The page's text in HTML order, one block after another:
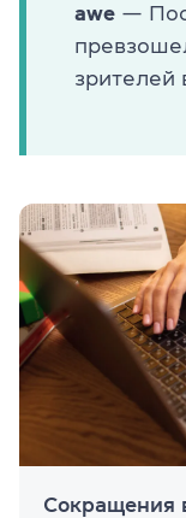
awe —
зрителей
Сокращения